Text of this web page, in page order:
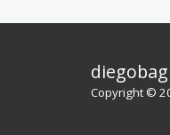
Copyright ©